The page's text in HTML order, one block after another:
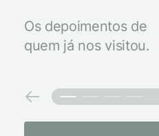
Os depoimentos de
quem já nos visitou.